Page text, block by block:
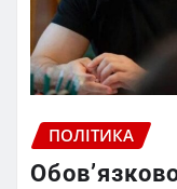
ПОЛІТИКА